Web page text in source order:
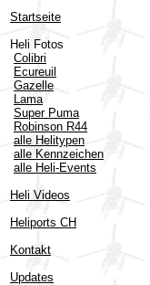
Startseite
Heli Fotos
Colibri
Ecureuil
Gazelle
Lama
Super Puma
Robinson R44
alle Helitypen
alle Kennzeichen
alle Heli-Events
Heli Videos
Heliports CH
Kontakt
Updates